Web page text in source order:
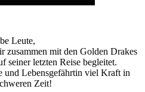
Leute,
zusammen mit den Golden Drakes
seiner letzten Reise begleitet.
und Lebensgefährtin viel Kraft in
Zeit!